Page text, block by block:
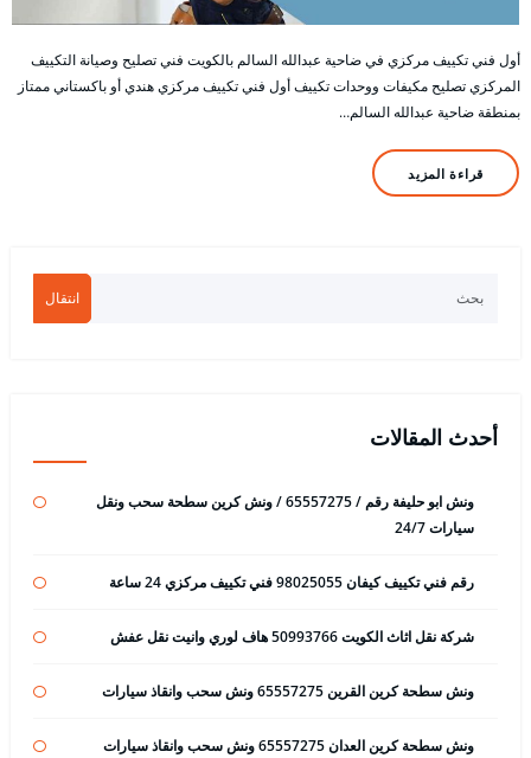
أول فني تكييف مركزي في ضاحية عبدالله السالم بالكويت فني تصليح وصيانة التكييف
المركزي تصليح مكيفات ووحدات تكييف أول فني تكييف مركزي هندي أو باكستاني ممتاز
بمنطقة ضاحية عبدالله السالم…
قراءة المزيد
انتقال
أحدث المقالات
ونش ابو حليفة رقم / 65557275 / ونش كرين سطحة سحب ونقل
سيارات 24/7
رقم فني تكييف كيفان 98025055 فني تكييف مركزي 24 ساعة
شركة نقل اثاث الكويت 50993766 هاف لوري وانيت نقل عفش
ونش سطحة كرين القرين 65557275 ونش سحب وانقاذ سيارات
ونش سطحة كرين العدان 65557275 ونش سحب وانقاذ سيارات